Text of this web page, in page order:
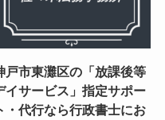
戸市東灘区の「放課後等
イサービス」指定サポー
・代行なら行政書士にお